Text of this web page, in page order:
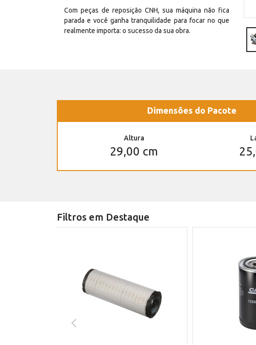
Com peças de reposição CNH, sua máquina não fica
parada e você ganha tranquilidade para focar no que
realmente importa: o sucesso da sua obra.
Dimensões do Pacote
Altura
29,00 cm
Filtros em Destaque